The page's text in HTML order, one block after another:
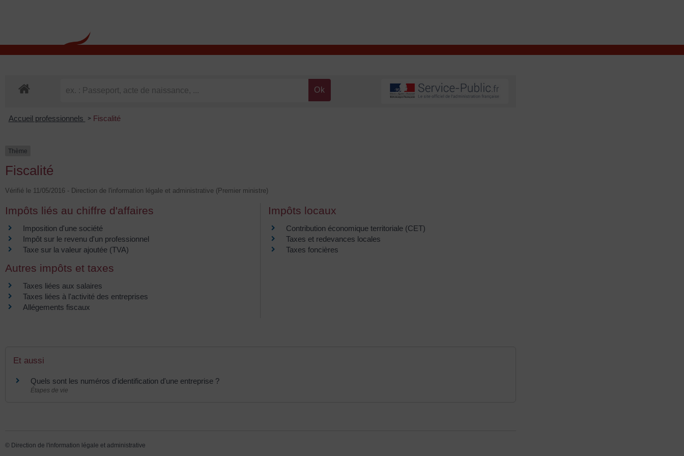
Accueil professionnels > Fiscalité
Thème
Fiscalité
Vérifié le 11/05/2016 - Direction de l'information légale et administrative (Premier ministre)
Impôts liés au chiffre d'affaires
Imposition d'une société
Impôt sur le revenu d'un professionnel
Taxe sur la valeur ajoutée (TVA)
Impôts locaux
Contribution économique territoriale (CET)
Taxes et redevances locales
Taxes foncières
Autres impôts et taxes
Taxes liées aux salaires
Taxes liées à l'activité des entreprises
Allégements fiscaux
Et aussi
Quels sont les numéros d'identification d'une entreprise ?
Étapes de vie
© Direction de l'information légale et administrative